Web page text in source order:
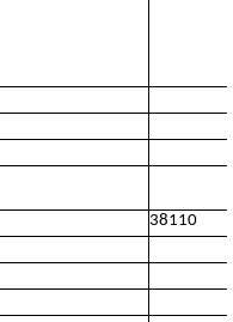
38110